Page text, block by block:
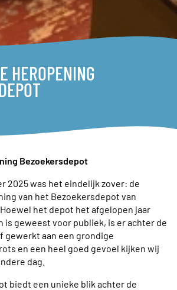
HEROPENING
Bezoekersdepot
2025 was het eindelijk zover: de
van het Bezoekersdepot van
het depot het afgelopen jaar
is geweest voor publiek, is er achter de
gewerkt aan een grondige
en een heel goed gevoel kijken wij
dag.
biedt een unieke blik achter de